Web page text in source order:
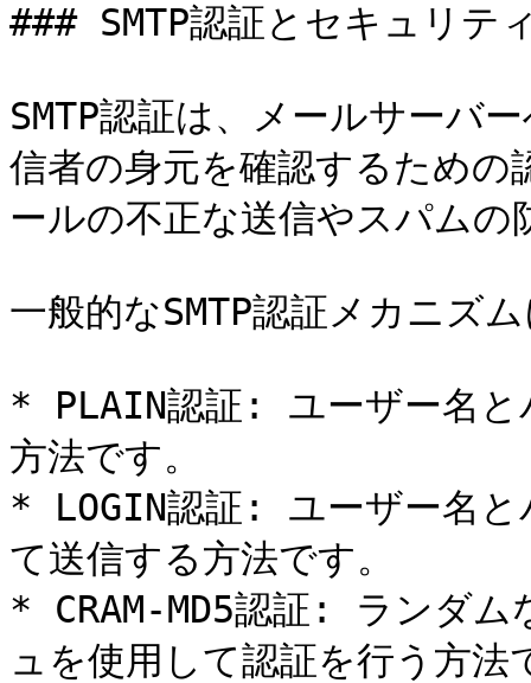
### SMTP認証とセキュリテ
SMTP認証は、メールサーバ
信者の身元を確認するための
ールの不正な送信やスパムの
一般的なSMTP認証メカニズ
* PLAIN認証: ユーザー名と
方法です。
* LOGIN認証: ユーザー名と
て送信する方法です。
* CRAM-MD5認証: ランダム
ュを使用して認証を行う方法